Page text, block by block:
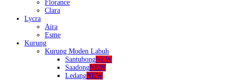
Florance
Clara
Lycra
Aira
Esme
Kurung
Kurung Moden Labuh
SantubongNEW
SaadongNEW
LedangNEW